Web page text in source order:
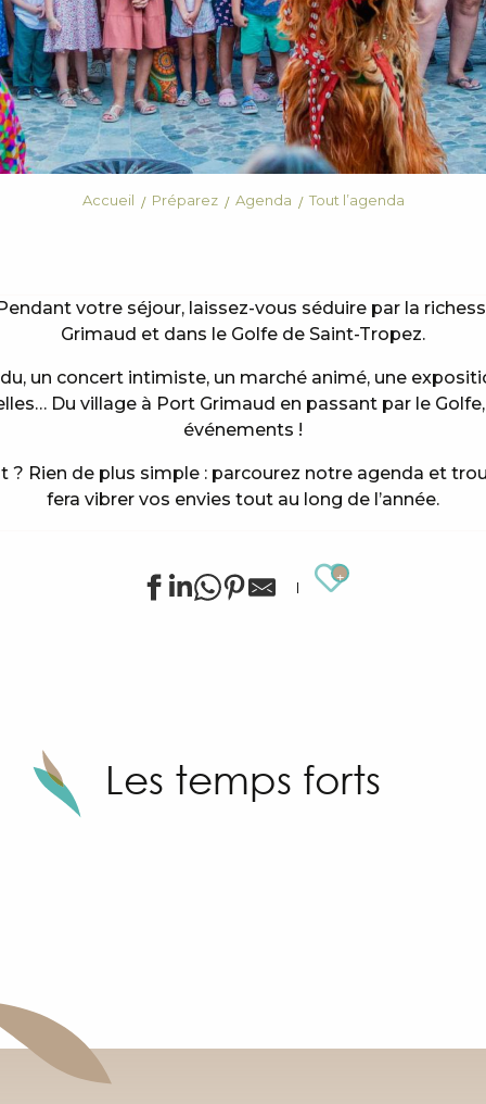
Accueil Préparez Agenda Tout l’agenda
votre séjour, laissez-vous séduire par la
Grimaud et dans le Golfe de Saint-Tropez.
un concert intimiste, un marché animé, une
Du village à Port Grimaud en passant par le
événements !
? Rien de plus simple : parcourez notre agenda et
fera vibrer vos envies tout au long de l’année.
Ajouter
Sandhu
Les temps forts